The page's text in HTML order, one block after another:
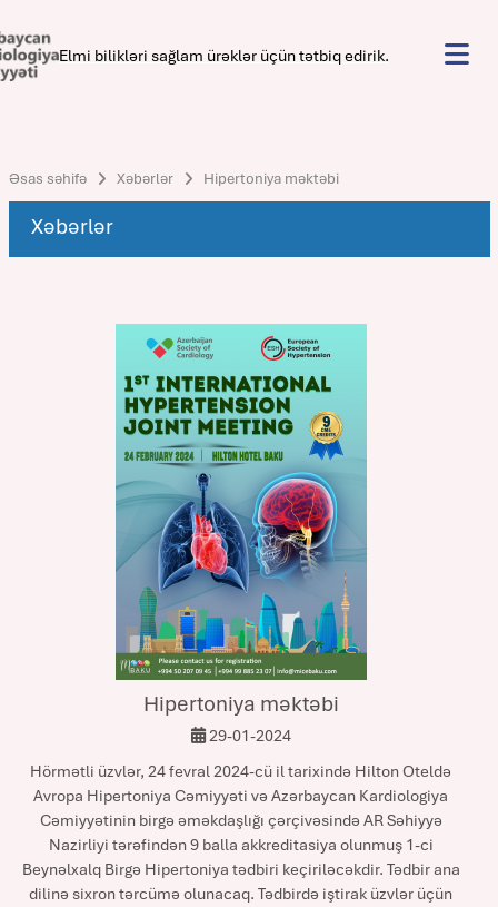
Elmi bilikləri sağlam ürəklər üçün tətbiq edirik.
Əsas səhifə Xəbərlər Hipertoniya məktəbi
Xəbərlər
Hipertoniya məktəbi
29-01-2024
Hörmətli üzvlər, 24 fevral 2024-cü il tarixində Hilton Oteldə
Avropa Hipertoniya Cəmiyyəti və Azərbaycan Kardiologiya
Cəmiyyətinin birgə əməkdaşlığı çərçivəsində AR Səhiyyə
Nazirliyi tərəfindən 9 balla akkreditasiya olunmuş 1-ci
Beynəlxalq Birgə Hipertoniya tədbiri keçiriləcəkdir. Tədbir ana
dilinə sixron tərcümə olunacaq. Tədbirdə iştirak üzvlər üçün